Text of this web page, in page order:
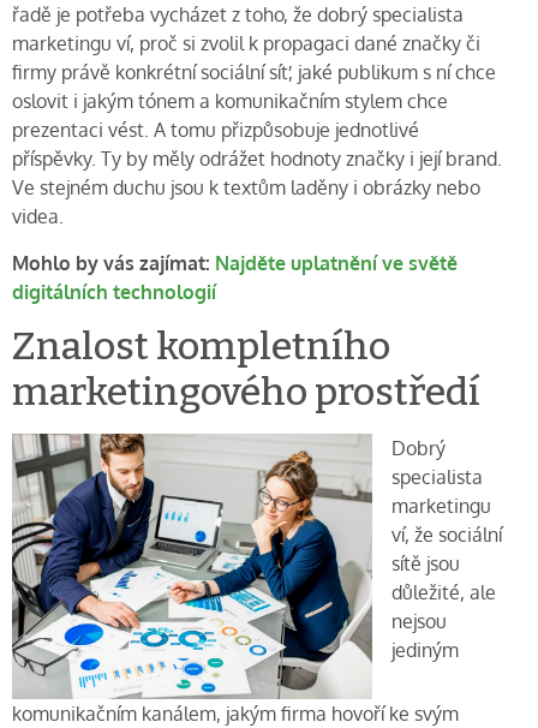
řadě je potřeba vycházet z toho, že dobrý specialista
marketingu ví, proč si zvolil k propagaci dané značky či
firmy právě konkrétní sociální síť, jaké publikum s ní chce
oslovit i jakým tónem a komunikačním stylem chce
prezentaci vést. A tomu přizpůsobuje jednotlivé
příspěvky. Ty by měly odrážet hodnoty značky i její brand.
Ve stejném duchu jsou k textům laděny i obrázky nebo
videa.
Mohlo by vás zajímat: Najděte uplatnění ve světě
digitálních technologií
Znalost kompletního
marketingového prostředí
Dobrý
specialista
marketingu
ví, že sociální
sítě jsou
důležité, ale
nejsou
jediným
komunikačním kanálem, jakým firma hovoří ke svým